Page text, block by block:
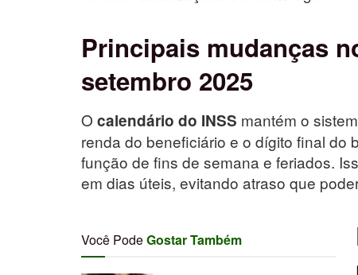
Principais mudanças
setembro 2025
O calendário do INSS mantém o
renda do beneficiário e o dígito final do
função de fins de semana e feriados.
em dias úteis, evitando atraso que
Você PodeGostar Também